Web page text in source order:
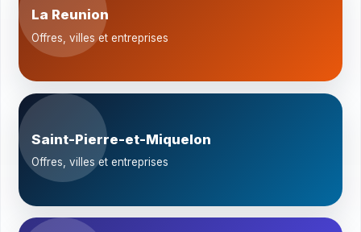
La Reunion
Offres, villes et entreprises
Saint-Pierre-et-Miquelon
Offres, villes et entreprises